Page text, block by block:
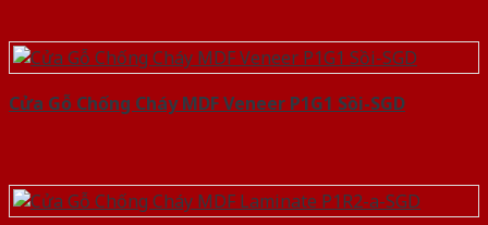
Cửa Gỗ Chống Cháy MDF Veneer P1G1 Sồi-SGD